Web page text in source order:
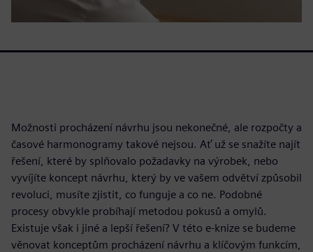
Možnosti procházení návrhu jsou nekonečné, ale rozpočty a
časové harmonogramy takové nejsou. Ať už se snažíte najít
řešení, které by splňovalo požadavky na výrobek, nebo
vyvíjíte koncept návrhu, který by ve vašem odvětví způsobil
revoluci, musíte zjistit, co funguje a co ne. Podobné
procesy obvykle probíhají metodou pokusů a omylů.
Existuje však i jiné a lepší řešení? V této e-knize se budeme
věnovat konceptům procházení návrhu a klíčovým funkcím,